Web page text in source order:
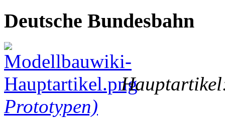
Deutsche Bundesbahn
Prototypen)